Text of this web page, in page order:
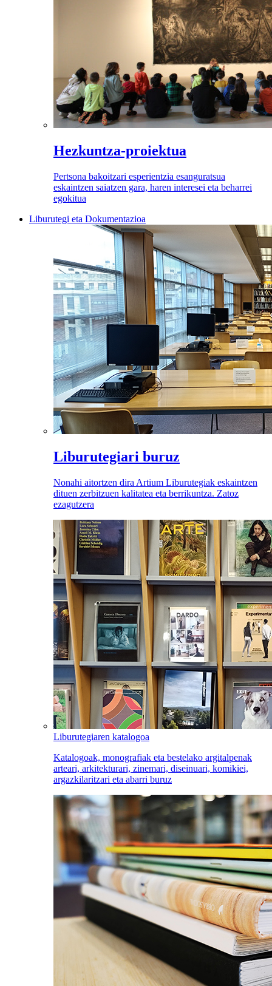
Hezkuntza-proiektua
Pertsona bakoitzari esperientzia esanguratsua
eskaintzen saiatzen gara, haren interesei eta beharrei
egokitua
Liburutegi eta Dokumentazioa
Liburutegiari buruz
Nonahi aitortzen dira Artium Liburutegiak eskaintzen
dituen zerbitzuen kalitatea eta berrikuntza. Zatoz
ezagutzera
Liburutegiaren katalogoa
Katalogoak, monografiak eta bestelako argitalpenak
arteari, arkitekturari, zinemari, diseinuari, komikiei,
argazkilaritzari eta abarri buruz